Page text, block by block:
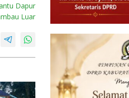
Dapur
Luar